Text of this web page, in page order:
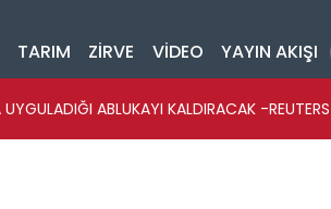
TARIM ZİRVE VİDEO YAYIN AKIŞI
ABLUKAYI KALDIRACAK -REUTERS